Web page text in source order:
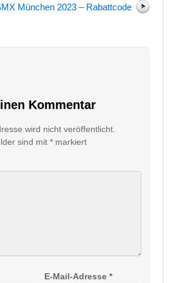
München 2023 – Rabattcode
Kommentar
wird nicht veröffentlicht.
sind mit* markiert
E-Mail-Adresse *